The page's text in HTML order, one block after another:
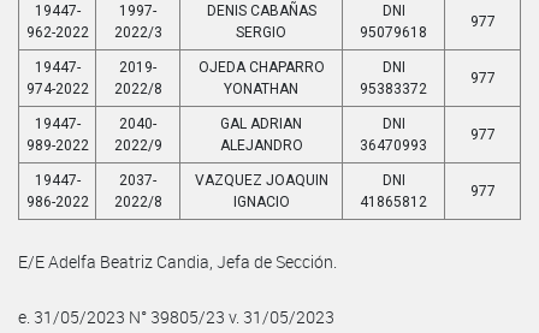
19447-
962-2022
1997-
2022/3
DENIS CABAÑAS
SERGIO
DNI
95079618
977
19447-
974-2022
2019-
2022/8
OJEDA CHAPARRO
YONATHAN
DNI
95383372
977
19447-
989-2022
2040-
2022/9
GAL ADRIAN
ALEJANDRO
DNI
36470993
977
19447-
986-2022
2037-
2022/8
VAZQUEZ JOAQUIN
IGNACIO
DNI
41865812
977
E/E Adelfa Beatriz Candia, Jefa de Sección.
e. 31/05/2023 N° 39805/23 v. 31/05/2023